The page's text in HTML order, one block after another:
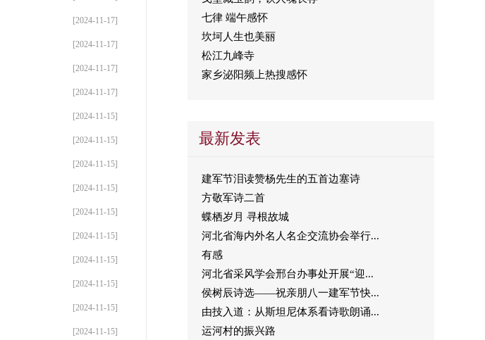
[2024-11-17]
[2024-11-17]
[2024-11-17]
[2024-11-17]
[2024-11-15]
[2024-11-15]
[2024-11-15]
[2024-11-15]
[2024-11-15]
[2024-11-15]
[2024-11-15]
[2024-11-15]
[2024-11-15]
[2024-11-15]
七律 端午感怀
坎坷人生也美丽
松江九峰寺
家乡泌阳频上热搜感怀
最新发表
建军节泪读赞杨先生的五首边塞诗
方敬军诗二首
蝶栖岁月 寻根故城
河北省海内外名人名企交流协会举行...
有感
河北省采风学会邢台办事处开展“迎...
侯树辰诗选——祝亲朋八一建军节快...
由技入道：从斯坦尼体系看诗歌朗诵...
运河村的振兴路